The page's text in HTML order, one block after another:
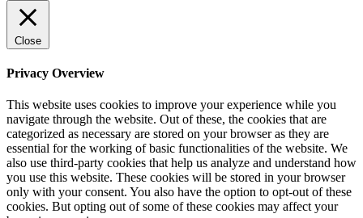
Close
Privacy Overview
This website uses cookies to improve your experience while you
navigate through the website. Out of these, the cookies that are
categorized as necessary are stored on your browser as they are
essential for the working of basic functionalities of the website. We
also use third-party cookies that help us analyze and understand how
you use this website. These cookies will be stored in your browser
only with your consent. You also have the option to opt-out of these
cookies. But opting out of some of these cookies may affect your